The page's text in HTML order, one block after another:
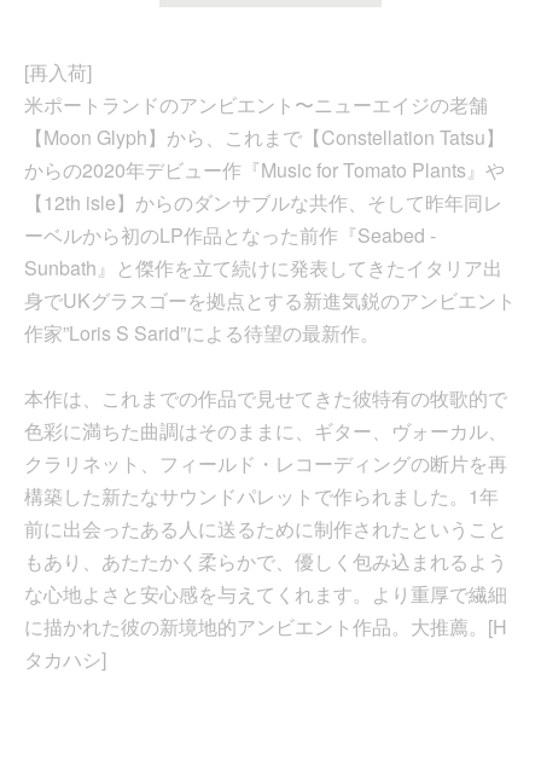
[再入荷]
米ポートランドのアンビエント〜ニューエイジの老舗
【Moon Glyph】から、これまで【Constellation Tatsu】
からの2020年デビュー作『Music for Tomato Plants』や
【12th isle】からのダンサブルな共作、そして昨年同レ
ーベルから初のLP作品となった前作『Seabed -
Sunbath』と傑作を立て続けに発表してきたイタリア出
身でUKグラスゴーを拠点とする新進気鋭のアンビエント
作家”Loris S Sarid”による待望の最新作。
本作は、これまでの作品で見せてきた彼特有の牧歌的で
色彩に満ちた曲調はそのままに、ギター、ヴォーカル、
クラリネット、フィールド・レコーディングの断片を再
構築した新たなサウンドパレットで作られました。1年
前に出会ったある人に送るために制作されたということ
もあり、あたたかく柔らかで、優しく包み込まれるよう
な心地よさと安心感を与えてくれます。より重厚で繊細
に描かれた彼の新境地的アンビエント作品。大推薦。[H
タカハシ]